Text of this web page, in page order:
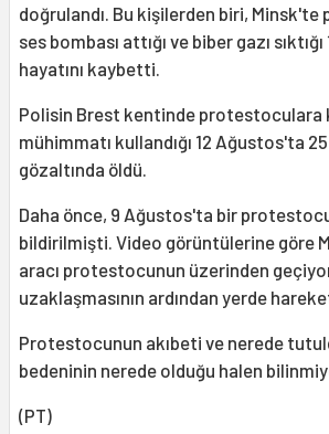
doğrulandı. Bu kişilerden biri, Minsk'te
ses bombası attığı ve biber gazı
hayatını kaybetti.
Polisin Brest kentinde protestoculara
mühimmatı kullandığı 12 Ağustos'ta
gözaltında öldü.
Daha önce, 9 Ağustos'ta bir
bildirilmişti. Video görüntülerine göre
aracı protestocunun üzerinden
uzaklaşmasının ardından yerde
Protestocunun akıbeti ve nerede
bedeninin nerede olduğu halen
(PT)